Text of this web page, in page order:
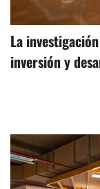
La
inversión y